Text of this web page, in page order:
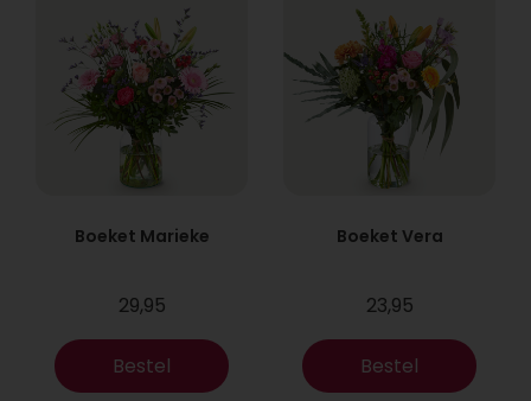
Boeket Marieke
29,95
Bestel
Boeket Vera
23,95
Bestel